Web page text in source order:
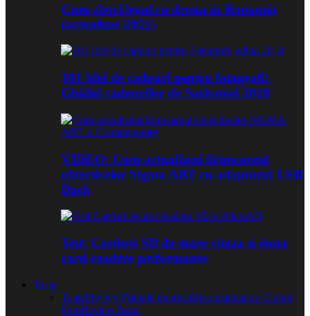
Cum zbori legal cu drona in Romania
(actualizat 2021)
101 Idei de cadouri pentru fotografi:
Ghidul cadourilor de Sarbatori 2018
VIDEO: Cum actualizezi firmwareul
obiectivelor Sigma ART cu adaptorul USB
Dock
Test: Carduri SD de mare viteza si doua
card-readere performante
Teste
ToatePreviewPrimele impresiiRecomandat de Clubul
FotoReviewTeste